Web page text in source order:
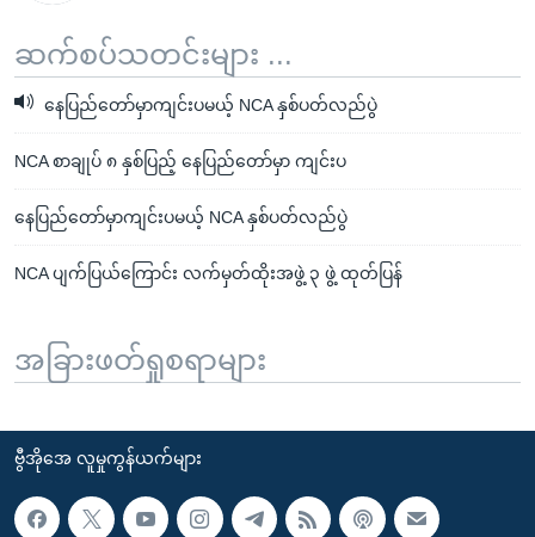
ဆက်စပ်သတင်းများ ...
နေပြည်တော်မှာကျင်းပမယ့် NCA နှစ်ပတ်လည်ပွဲ
NCA စာချုပ် ၈ နှစ်ပြည့် နေပြည်တော်မှာ ကျင်းပ
နေပြည်တော်မှာကျင်းပမယ့် NCA နှစ်ပတ်လည်ပွဲ
NCA ပျက်ပြယ်ကြောင်း လက်မှတ်ထိုးအဖွဲ့ ၃ ဖွဲ့ ထုတ်ပြန်
အခြားဖတ်ရှုစရာများ
ဗွီအိုအေ လူမှုကွန်ယက်များ